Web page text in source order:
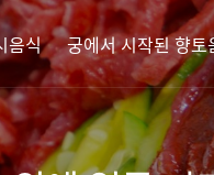
음식 궁에서 시작된 향토